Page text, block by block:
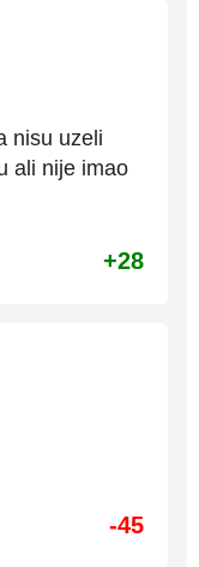
nisu uzeli
ali nije imao
+28
-45